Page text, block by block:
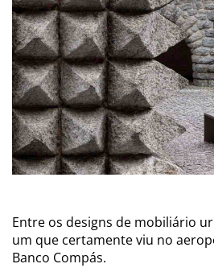
Entre os designs de mobiliário
um que certamente viu no
Banco Compás.